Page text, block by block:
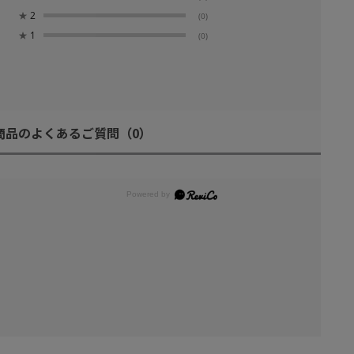
★ 2 (0)
★ 1 (0)
品のよくあるご質問 （0）